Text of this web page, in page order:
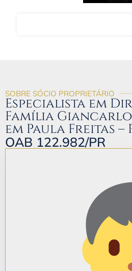
SOBRE SÓCIO PROPRIETÁRIO
Especialista em
Família
em Paula Freitas –
OAB 122.982/PR